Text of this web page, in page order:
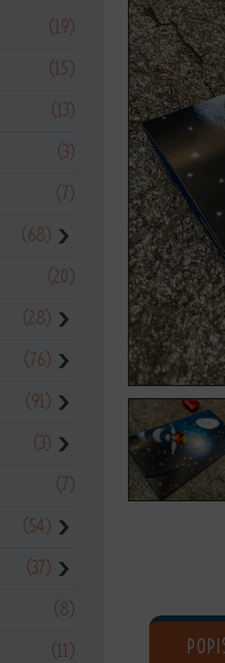
(19)
(15)
(13)
(3)
(7)
(68) ❯
(20)
(28) ❯
(76) ❯
(91) ❯
(3) ❯
(7)
(54) ❯
(37) ❯
(8)
(11)